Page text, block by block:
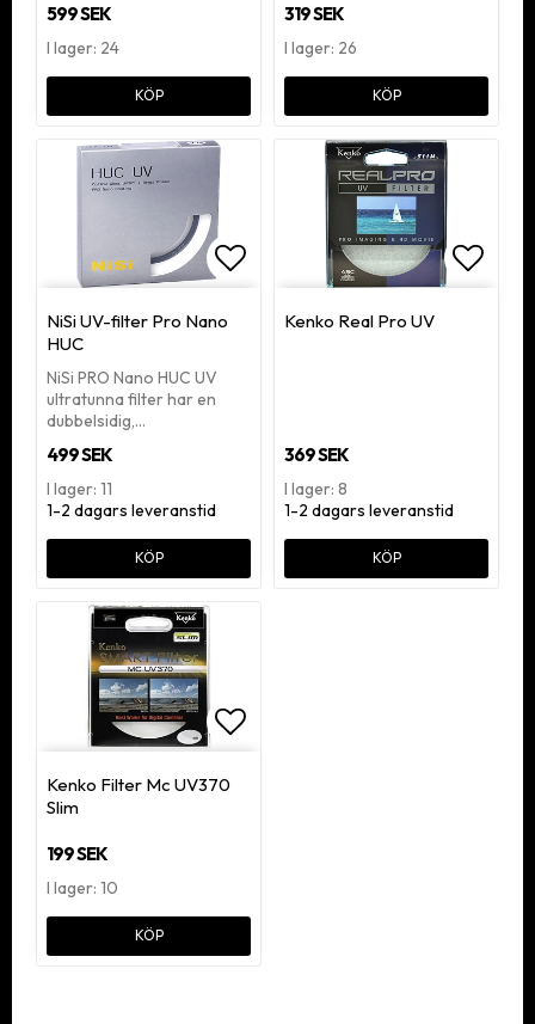
599 SEK
I lager: 24
KÖP
319 SEK
I lager: 26
KÖP
NiSi UV-filter Pro Nano
HUC
NiSi PRO Nano HUC UV
ultratunna filter har en
dubbelsidig,…
499 SEK
I lager: 11
1-2 dagars leveranstid
KÖP
Kenko Real Pro UV
369 SEK
I lager: 8
1-2 dagars leveranstid
KÖP
Kenko Filter Mc UV370
Slim
199 SEK
I lager: 10
KÖP